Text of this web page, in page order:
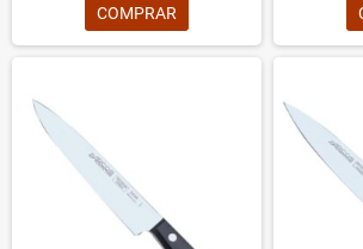
COMPRAR